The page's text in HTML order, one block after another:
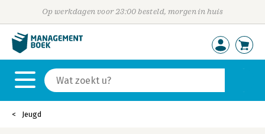
Op werkdagen voor 23:00 besteld, morgen in huis
Jeugd